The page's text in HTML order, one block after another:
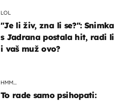
LOL
"Je li živ, zna li se?": Snimka
s Jadrana postala hit, radi li
i vaš muž ovo?
HMM…
To rade samo psihopati: